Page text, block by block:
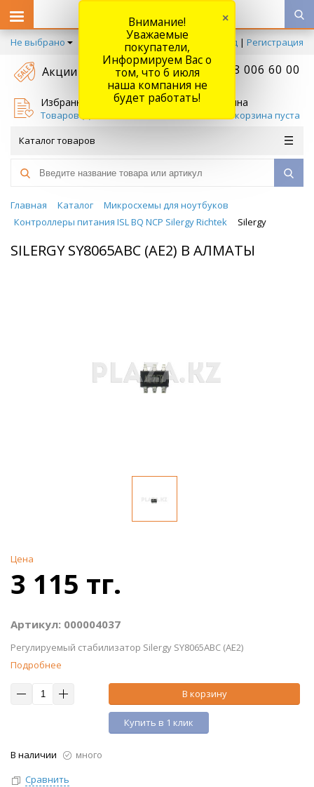
Не выбрано Вход | Регистрация
Акции +7 778 006 60 00
Избранное
Товаров (
Корзина
Ваша корзина пуста
Каталог товаров
Главная Каталог
Микросхемы для ноутбуков
Контроллеры питания ISL BQ NCP Silergy Richtek
Silergy
SILERGY SY8065ABC (AE2) В АЛМАТЫ
Цена
3 115 тг.
Артикул: 000004037
Регулируемый стабилизатор Silergy SY8065ABC (AE2)
Подробнее
В корзину
Купить в 1 клик
В наличии
много
Сравнить
Внимание!
Уважаемые
покупатели,
Информируем Вас о
том, что 6 июля
наша компания не
будет работать!
×